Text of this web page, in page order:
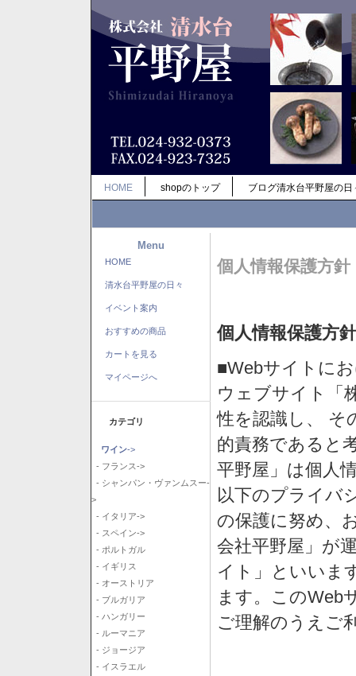
HOME shopのトップ ブログ清水台平野屋の日
Menu
HOME
清水台平野屋の日々
イベント案内
おすすめの商品
カートを見る
マイページへ
カテゴリ
ワイン->
- フランス->
- シャンパン・ヴァンムスー-
>
- イタリア->
- スペイン->
- ポルトガル
- イギリス
- オーストリア
- ブルガリア
- ハンガリー
- ルーマニア
- ジョージア
- イスラエル
個人情報保護方針
個人情報保護方針
■Webサイトに
ウェブサイト「
性を認識し、 そ
的責務であると
平野屋」は個人
以下のプライバ
の保護に努め、
会社平野屋」が
イト」といいま
ます。このWeb
ご理解のうえご